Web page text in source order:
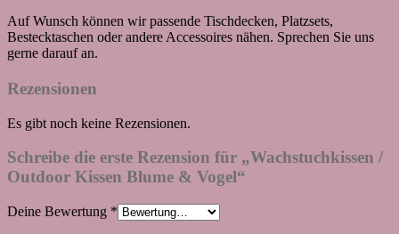
Auf Wunsch können wir passende Tischdecken, Platzsets,
Bestecktaschen oder andere Accessoires nähen. Sprechen Sie uns
gerne darauf an.
Rezensionen
Es gibt noch keine Rezensionen.
Schreibe die erste Rezension für „Wachstuchkissen /
Outdoor Kissen Blume & Vogel“
Deine Bewertung *